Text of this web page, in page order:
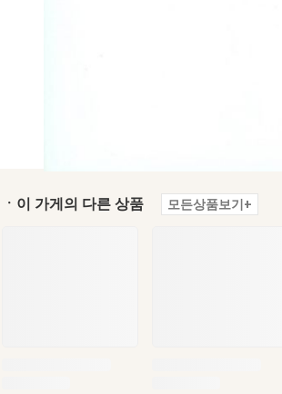
ㆍ이 가게의 다른 상품 모든상품보기+